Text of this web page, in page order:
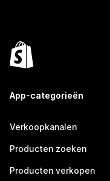
App-categorieën
Verkoopkanalen
Producten zoeken
Producten verkopen